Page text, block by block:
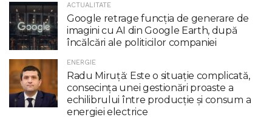
ACTUALITATE
Google retrage funcţia de generare de
imagini cu AI din Google Earth, după
încălcări ale politicilor companiei
ENERGIE
Radu Miruţă: Este o situaţie complicată,
consecinţa unei gestionări proaste a
echilibrului între producţie şi consum a
energiei electrice